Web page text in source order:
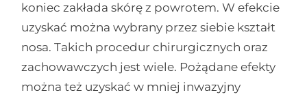
koniec zakłada skórę z powrotem. W efekcie
uzyskać można wybrany przez siebie kształt
nosa. Takich procedur chirurgicznych oraz
zachowawczych jest wiele. Pożądane efekty
można też uzyskać w mniej inwazyjny